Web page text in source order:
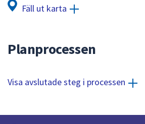
Fäll ut karta
Planprocessen
Visa avslutade steg i processen